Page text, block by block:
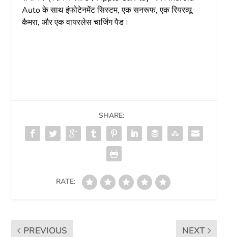
Auto के साथ इंफोटेनमेंट सिस्टम, एक सनरूफ, एक रियरव्यू
कैमरा, और एक वायरलेस चार्जिंग पैड।
SHARE:
RATE:
PREVIOUS NEXT